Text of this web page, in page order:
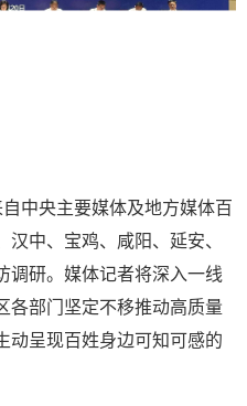
中央主要媒体及地方媒体百
中、宝鸡、咸阳、延安、
调研。媒体记者将深入一线
各部门坚定不移推动高质量
动呈现百姓身边可知可感的